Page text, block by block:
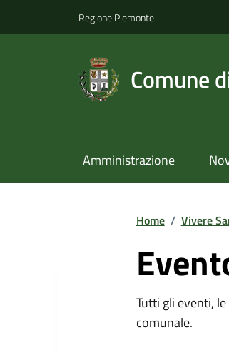
Regione Piemonte
Comune
Amministrazione
Home / Vivere
Tutti gli eventi,
comunale.